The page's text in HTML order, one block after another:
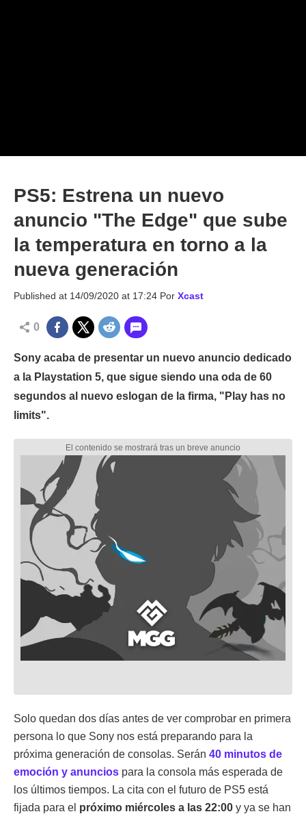
PS5: Estrena un nuevo
anuncio "The Edge" que sube
la temperatura en torno a la
nueva generación
Published at 14/09/2020 at 17:24 Por Xcast
0
Sony acaba de presentar un nuevo anuncio dedicado
a la Playstation 5, que sigue siendo una oda de 60
segundos al nuevo eslogan de la firma, "Play has no
limits".
Solo quedan dos días antes de ver comprobar en primera
persona lo que Sony nos está preparando para la
próxima generación de consolas. Serán 40 minutos de
emoción y anuncios para la consola más esperada de
los últimos tiempos. La cita con el futuro de PS5 está
fijada para el próximo miércoles a las 22:00 y ya se han